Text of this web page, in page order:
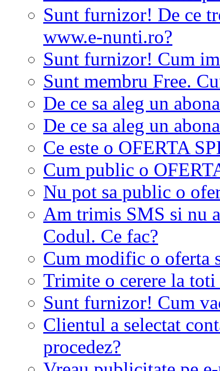
Sunt furnizor! De ce
www.e-nunti.ro?
Sunt furnizor! Cum
Sunt membru Free.
De ce sa aleg un
De ce sa aleg un
Ce este o OFERTA
Cum public o
Nu pot sa public o
Am trimis SMS si nu
Codul. Ce fac?
Cum modific o oferta
Trimite o cerere la
Sunt furnizor! Cum
Clientul a selectat
procedez?